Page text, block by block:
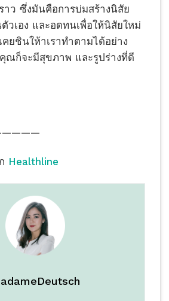
าว ซึ่งมันคือการบ่มสร้างนิสัย
วเอง และอดทนเพื่อให้นิสัยใหม่
ยชินให้าเราทำตามได้อย่าง
ณก็จะมีสุขภาพ และรูปร่างที่ดี
Healthline